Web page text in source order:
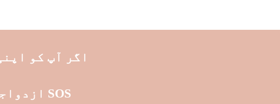
اگر آپ کو اپنی حفاظت
SOS ازدواجی تشدد کو کال کرنے میں ہچکچاہٹ محسوس نہ کریں۔